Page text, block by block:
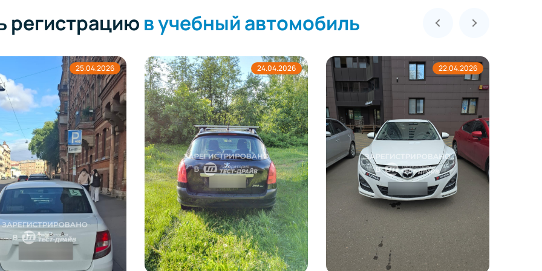
регистрацию в учебный автомобиль
24.04.2026 22.04.2026 21.04.2026
Замена двигателя на Lada Largus